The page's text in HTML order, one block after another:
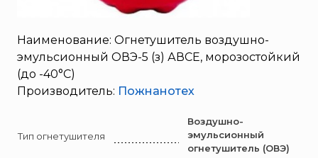
Бриз-Кама
Диапазон+
Ермак
ИВС-Сигналспецавтоматика
Наименование: Огнетушитель воздушно-
эмульсионный ОВЭ-5 (з) АВСЕ, морозостойкий
(до -40°С)
Производитель: Пожнанотех
Тип огнетушителя
Воздушно-
эмульсионный
огнетушитель (ОВЭ)